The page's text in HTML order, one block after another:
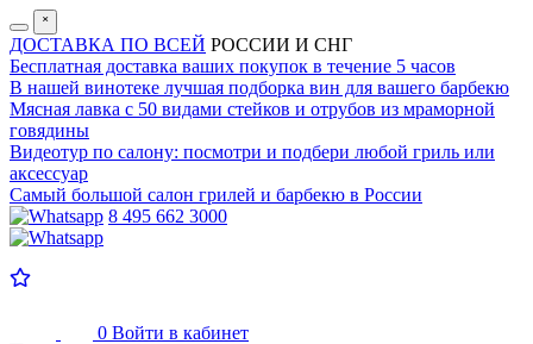
˟
ДОСТАВКА ПО ВСЕЙ РОССИИ И СНГ
Бесплатная доставка ваших покупок в течение 5 часов
В нашей винотеке лучшая подборка вин для вашего барбекю
Мясная лавка с 50 видами стейков и отрубов из мраморной
говядины
Видеотур по салону: посмотри и подбери любой гриль или
аксессуар
Самый большой салон грилей и барбекю в России
8 495 662 3000
0 Войти в кабинет